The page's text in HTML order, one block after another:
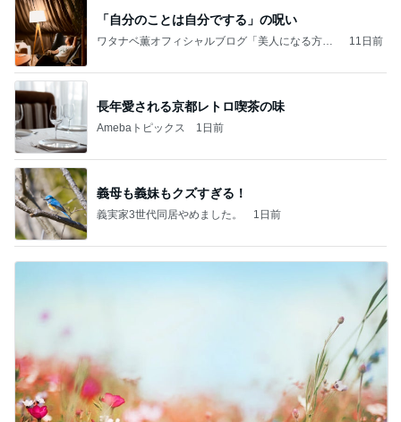
「自分のことは自分でする」の呪い
ワタナベ薫オフィシャルブログ「美人になる方
11日前
長年愛される京都レトロ喫茶の味
Amebaトピックス 1日前
義母も義妹もクズすぎる！
義実家3世代同居やめました。 1日前